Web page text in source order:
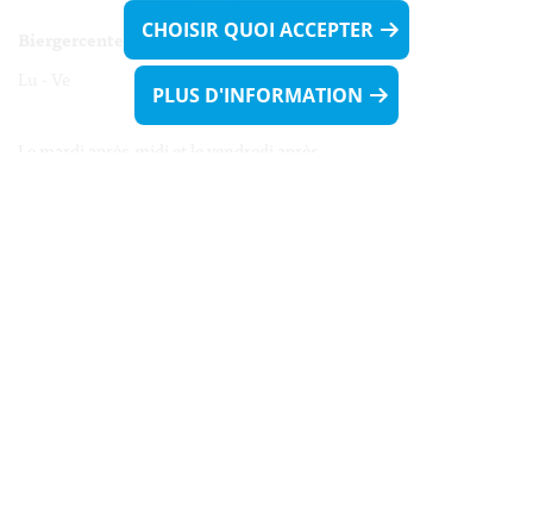
Lu - Ve 08h00 - 11h30
13h30 - 16h00
CHOISIR QUOI ACCEPTER
PLUS D'INFORMATION